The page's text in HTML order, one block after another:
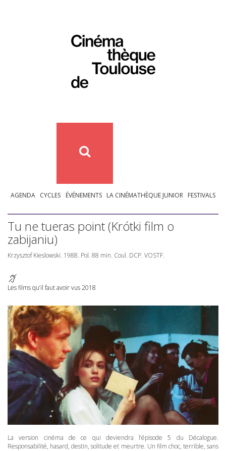
AGENDA CYCLES ÉVÉNEMENTS LA CINÉMATHÈQUE JUNIOR FESTIVALS
Tu ne tueras point (Krótki film o
zabijaniu)
Krzysztof Kieslowski. 1988. Pol. 88 min. Coul. DCP. VOSTF.
Les films qu’il faut avoir vus 2018
La version cinéma de ce qui deviendra l’épisode 5 du Décalogue.
Responsabilité, hasard, destin, solitude et meurtre. Un film choc, terrible, sans